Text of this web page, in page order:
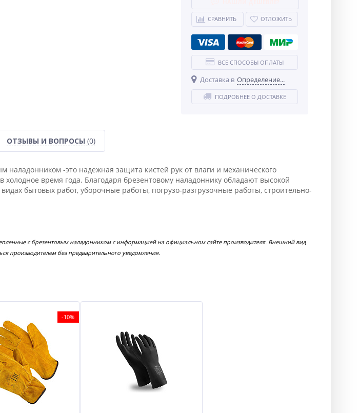
СРАВНИТЬ ОТЛОЖИТЬ
ВСЕ СПОСОБЫ ОПЛАТЫ
Доставка в Определение...
ПОДРОБНЕЕ О ДОСТАВКЕ
ОТЗЫВЫ И ВОПРОСЫ (0)
наладонником -это надежная защита кистей рук от влаги и механического
холодное время года. Благодаря брезентовому наладоннику обладают высокой
бытовых работ, уборочные работы, погрузо-разгрузочные работы, строительно-
с брезентовым наладонником с информацией на официальном сайте производителя. Внешний вид
производителем без предварительного уведомления.
-10%